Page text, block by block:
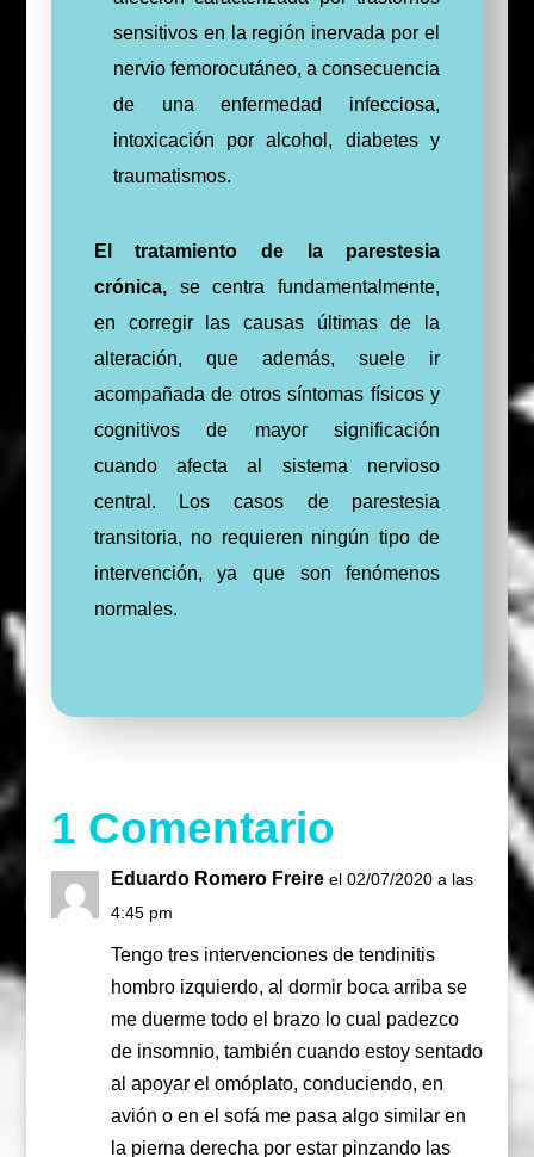
sensitivos en la región inervada por el
nervio femorocutáneo, a consecuencia
de una enfermedad infecciosa,
intoxicación por alcohol, diabetes y
traumatismos.
El tratamiento de la parestesia
crónica, se centra fundamentalmente,
en corregir las causas últimas de la
alteración, que además, suele ir
acompañada de otros síntomas físicos y
cognitivos de mayor significación
cuando afecta al sistema nervioso
central. Los casos de parestesia
transitoria, no requieren ningún tipo de
intervención, ya que son fenómenos
normales.
1 Comentario
Eduardo Romero Freire el 02/07/2020 a las
4:45 pm
Tengo tres intervenciones de tendinitis
hombro izquierdo, al dormir boca arriba se
me duerme todo el brazo lo cual padezco
de insomnio, también cuando estoy sentado
al apoyar el omóplato, conduciendo, en
avión o en el sofá me pasa algo similar en
la pierna derecha por estar pinzando las